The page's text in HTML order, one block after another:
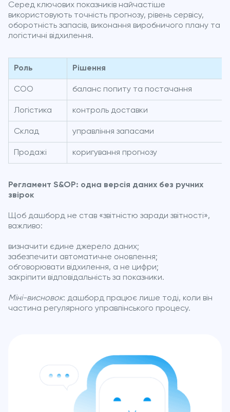
Серед ключових показників найчастіше
використовують точність прогнозу, рівень сервісу,
оборотність запасів, виконання виробничого плану та
логістичні відхилення.
Роль Рішення
COO баланс попиту та постачання
Логістика контроль доставки
Склад управління запасами
Продажі коригування прогнозу
Регламент S&OP: одна версія даних без ручних
звірок
Щоб дашборд не став «звітністю заради звітності»,
важливо:
визначити єдине джерело даних;
забезпечити автоматичне оновлення;
обговорювати відхилення, а не цифри;
закріпити відповідальність за показники.
Міні-висновок: дашборд працює лише тоді, коли він
частина регулярного управлінського процесу.